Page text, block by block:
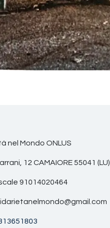
ONLUS
12 CAMAIORE 55041 (LU)
91014020464